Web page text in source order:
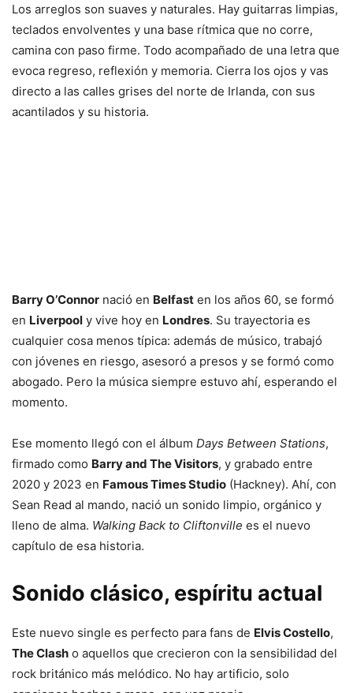
Los arreglos son suaves y naturales. Hay guitarras limpias,
teclados envolventes y una base rítmica que no corre,
camina con paso firme. Todo acompañado de una letra que
evoca regreso, reflexión y memoria. Cierra los ojos y vas
directo a las calles grises del norte de Irlanda, con sus
acantilados y su historia.
Barry O’Connor nació en Belfast en los años 60, se formó
en Liverpool y vive hoy en Londres. Su trayectoria es
cualquier cosa menos típica: además de músico, trabajó
con jóvenes en riesgo, asesoró a presos y se formó como
abogado. Pero la música siempre estuvo ahí, esperando el
momento.
Ese momento llegó con el álbum Days Between Stations,
firmado como Barry and The Visitors, y grabado entre
2020 y 2023 en Famous Times Studio (Hackney). Ahí, con
Sean Read al mando, nació un sonido limpio, orgánico y
lleno de alma. Walking Back to Cliftonville es el nuevo
capítulo de esa historia.
Sonido clásico, espíritu actual
Este nuevo single es perfecto para fans de Elvis Costello,
The Clash o aquellos que crecieron con la sensibilidad del
rock británico más melódico. No hay artificio, solo